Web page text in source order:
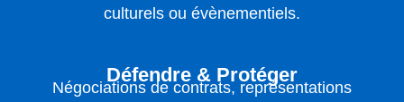
culturels ou évènementiels.
Défendre & Protéger
Négociations de contrats, représentations